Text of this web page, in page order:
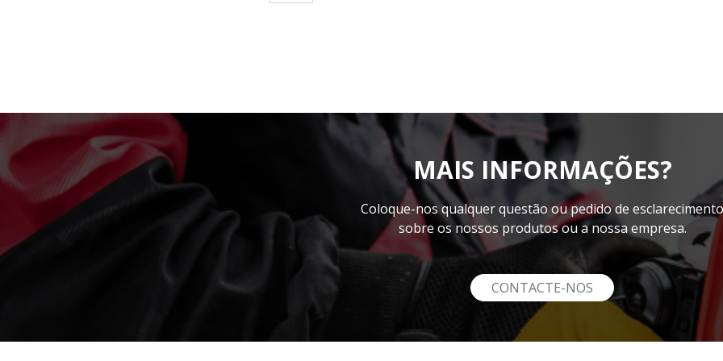
MAIS INFORMAÇÕES?
Coloque-nos qualquer questão ou pedido de esclarecimento
sobre os nossos produtos ou a nossa empresa.
CONTACTE-NOS